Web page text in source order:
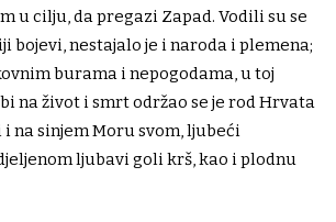
u cilju, da pregazi Zapad. Vodili su se
bojevi, nestajalo je i naroda i plemena;
burama i nepogodama, u toj
na život i smrt održao se je rod Hrvata
na sinjem Moru svom, ljubeći
ljubavi goli krš, kao i plodnu